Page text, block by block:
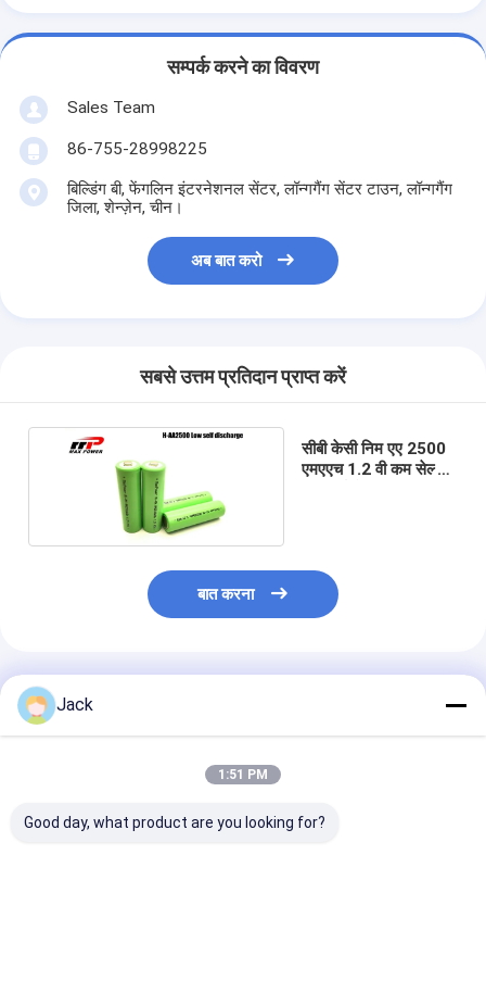
सम्पर्क करने का विवरण
Sales Team
86-755-28998225
बिल्डिंग बी, फेंगलिन इंटरनेशनल सेंटर, लॉन्गगैंग सेंटर टाउन, लॉन्गगैंग
जिला, शेन्ज़ेन, चीन।
अब बात करो
सबसे उत्तम प्रतिदान प्राप्त करें
सीबी केसी निम एए 2500
एमएएच 1.2 वी कम सेल्फ
बात करना
अनुशंसित उत्पाद
Jack
1:51 PM
Good day, what product are you looking for?